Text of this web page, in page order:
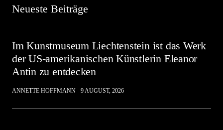
Neueste Beiträge
Im Kunstmuseum Liechtenstein ist das Werk
der US-amerikanischen Künstlerin Eleanor
Antin zu entdecken
ANNETTE HOFFMANN 9 AUGUST, 2026